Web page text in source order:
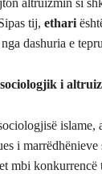
altruizmin si
tij, ethari
dashuria e
i
islame,
i marrëdhënieve
mbi